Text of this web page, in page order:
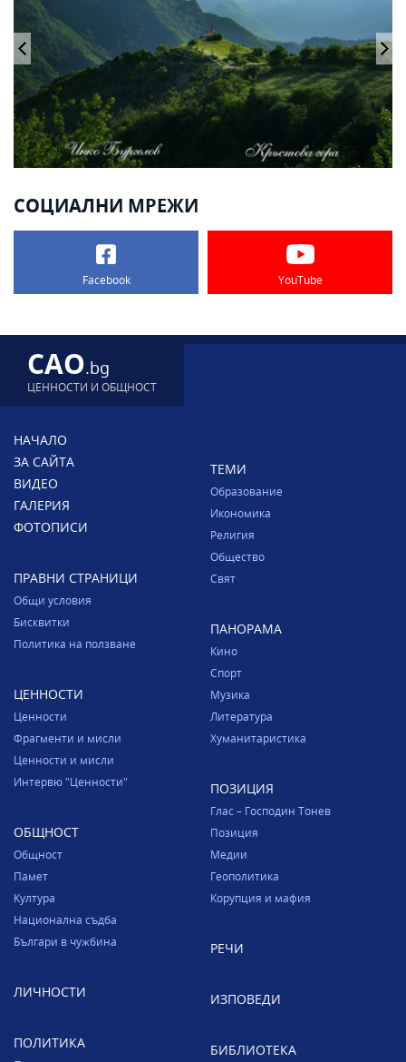
СОЦИАЛНИ МРЕЖИ
Facebook YouTube
CAO.bg
ЦЕННОСТИ И ОБЩНОСТ
НАЧАЛО
ЗА САЙТА
ВИДЕО
ГАЛЕРИЯ
ФОТОПИСИ
ПРАВНИ СТРАНИЦИ
Общи условия
Бисквитки
Политика на ползване
ЦЕННОСТИ
Ценности
Фрагменти и мисли
Ценности и мисли
Интервю "Ценности"
ОБЩНОСТ
Общност
Памет
Култура
Национална съдба
Българи в чужбина
ЛИЧНОСТИ
ПОЛИТИКА
ТЕМИ
Образование
Икономика
Религия
Общество
Свят
ПАНОРАМА
Кино
Спорт
Музика
Литература
Хуманитаристика
ПОЗИЦИЯ
Глас – Господин Тонев
Позиция
Медии
Геополитика
Корупция и мафия
РЕЧИ
ИЗПОВЕДИ
БИБЛИОТЕКА